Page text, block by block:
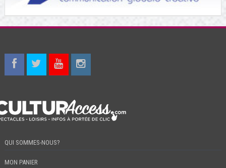
QUI SOMMES-NOUS?
MON PANIER